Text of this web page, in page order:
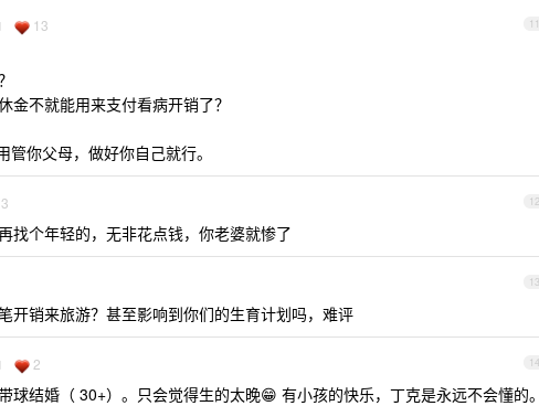
11
13
金不就能用来支付看病开销了？
你父母，做好你自己就行。
12
3
找个年轻的，无非花点钱，你老婆就惨了
13
开销来旅游？甚至影响到你们的生育计划吗，难评
14
2
球结婚（ 30+）。只会觉得生的太晚😁 有小孩的快乐，丁克是永远不会懂的